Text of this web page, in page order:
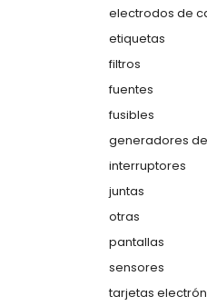
electrodos de
etiquetas
filtros
fuentes
fusibles
generadores
interruptores
juntas
otras
pantallas
sensores
tarjetas